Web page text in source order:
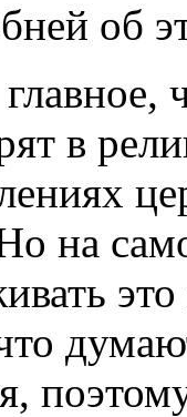
об
в
на